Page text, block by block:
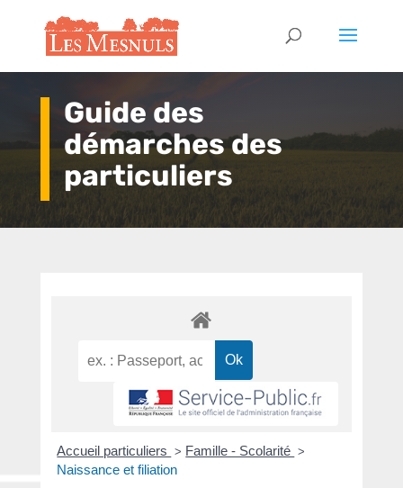
Guide des
démarches des
particuliers
Accueil particuliers > Famille - Scolarité >
Naissance et filiation